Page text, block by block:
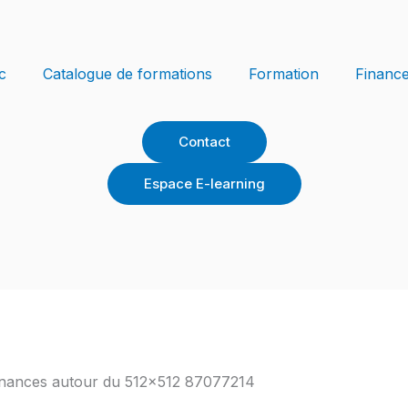
Catalogue de formations Formation
Contact
Espace E-learning